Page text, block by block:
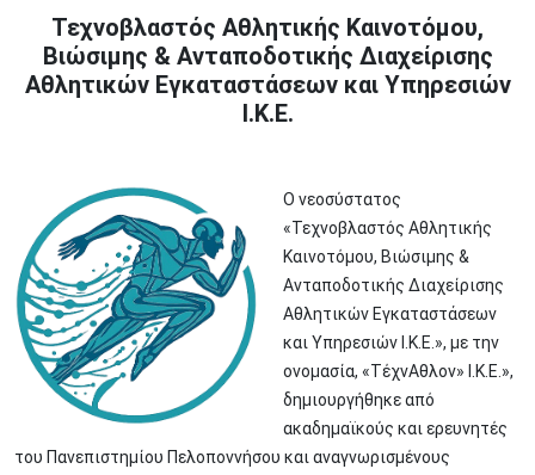
Τεχνοβλαστός Αθλητικής Καινοτόμου,
Βιώσιμης & Ανταποδοτικής Διαχείρισης
Αθλητικών Εγκαταστάσεων και Υπηρεσιών
Ι.Κ.Ε.
Ο νεοσύστατος
«Τεχνοβλαστός Αθλητικής
Καινοτόμου, Βιώσιμης &
Ανταποδοτικής Διαχείρισης
Αθλητικών Εγκαταστάσεων
και Υπηρεσιών Ι.Κ.Ε.», με την
ονομασία, «ΤέχνΑθλον» Ι.Κ.Ε.»,
δημιουργήθηκε από
ακαδημαϊκούς και ερευνητές
του Πανεπιστημίου Πελοποννήσου και αναγνωρισμένους